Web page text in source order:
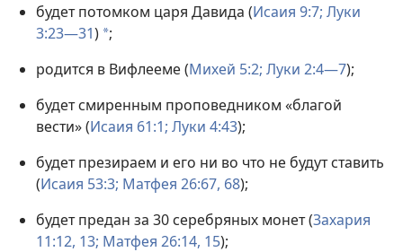
будет потомком царя Давида (Исаия 9:7; Луки
3:23—31) *;
родится в Вифлееме (Михей 5:2; Луки 2:4—7);
будет смиренным проповедником «благой
вести» (Исаия 61:1; Луки 4:43);
будет презираем и его ни во что не будут ставить
(Исаия 53:3; Матфея 26:67, 68);
будет предан за 30 серебряных монет (Захария
11:12, 13; Матфея 26:14, 15);